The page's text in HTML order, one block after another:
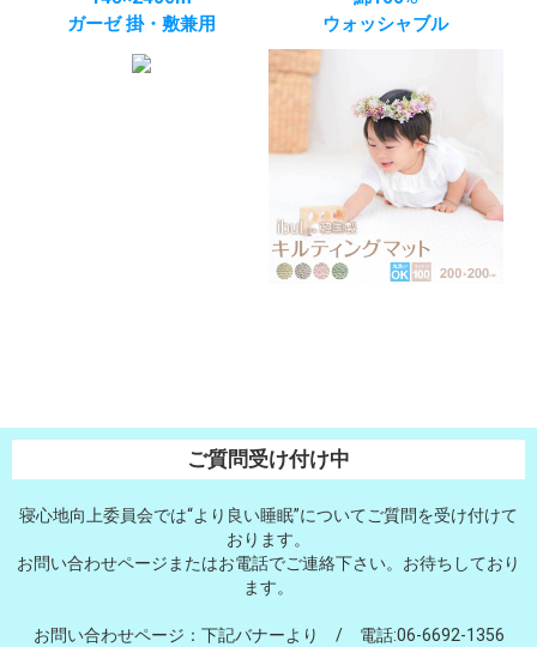
ガーゼ 掛・敷兼用
ウォッシャブル
ご質問受け付け中
寝心地向上委員会では“より良い睡眠”についてご質問を受け付けて
おります。
お問い合わせページまたはお電話でご連絡下さい。お待ちしており
ます。
お問い合わせページ：下記バナーより / 電話:06-6692-1356